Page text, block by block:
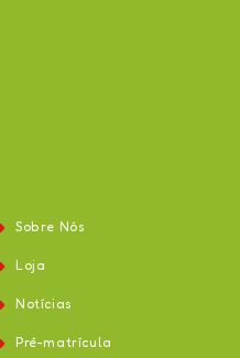
Sobre Nós
Loja
Notícias
Pré-matrícula